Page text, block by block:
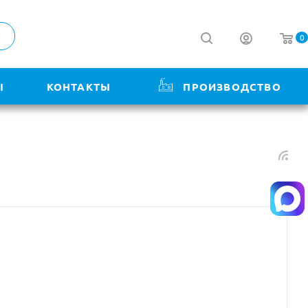
0
КОНТАКТЫ ПРОИЗВОДСТВО